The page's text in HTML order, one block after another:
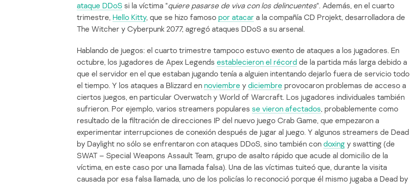
ataque DDoS si la víctima “quiere pasarse de viva con los delincuentes“. Además, en el cuarto
trimestre, Hello Kitty, que se hizo famoso por atacar a la compañía CD Projekt, desarrolladora de
The Witcher y Cyberpunk 2077, agregó ataques DDoS a su arsenal.
Hablando de juegos: el cuarto trimestre tampoco estuvo exento de ataques a los jugadores. En
octubre, los jugadores de Apex Legends establecieron el récord de la partida más larga debido a
que el servidor en el que estaban jugando tenía a alguien intentando dejarlo fuera de servicio todo
el tiempo. Y los ataques a Blizzard en noviembre y diciembre provocaron problemas de acceso a
ciertos juegos, en particular Overwatch y World of Warcraft. Los jugadores individuales también
sufrieron. Por ejemplo, varios streamers populares se vieron afectados, probablemente como
resultado de la filtración de direcciones IP del nuevo juego Crab Game, que empezaron a
experimentar interrupciones de conexión después de jugar al juego. Y algunos streamers de Dead
by Daylight no sólo se enfrentaron con ataques DDoS, sino también con doxing y swatting (de
SWAT – Special Weapons Assault Team, grupo de asalto rápido que acude al domicilio de la
víctima, en este caso por una llamada falsa). Una de las víctimas tuiteó que, durante la visita
causada por esa falsa llamada, uno de los policías lo reconoció porque él mismo jugaba a Dead by